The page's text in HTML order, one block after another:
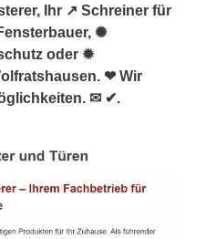
Ihr ↗️ Schreiner für
✺
oder ✹
❤ Wir
✉ ✔.